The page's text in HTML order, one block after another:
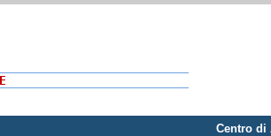
Centro di